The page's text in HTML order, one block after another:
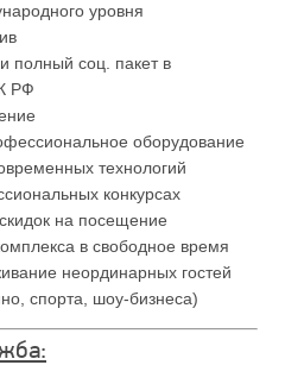
уровня
полный соц. пакет в
РФ
оборудование
технологий
конкурсах
на посещение
в свободное время
неординарных гостей
спорта, шоу-бизнеса)